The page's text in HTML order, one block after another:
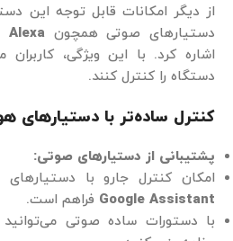
از دیگر امکانات قابل توجه این
دستیارهای صوتی همچونAlexa
اشاره کرد. با این ویژگی،
دستگاه را کنترل کنند.
کنترل ساده‌تر با دستیارهای
پشتیبانی از دستیارهای صوتی:
امکان کنترل جارو با
Google Assistant فراهم است.
با دستورات ساده صوتی